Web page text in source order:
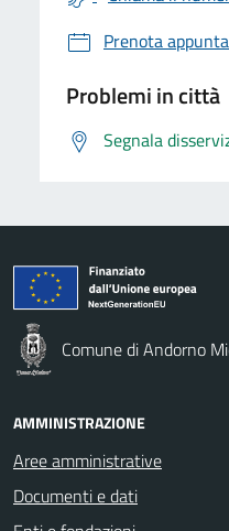
Prenota
Problemi in città
Segnala
Comune di Andorno
AMMINISTRAZIONE
Aree amministrative
Documenti e dati